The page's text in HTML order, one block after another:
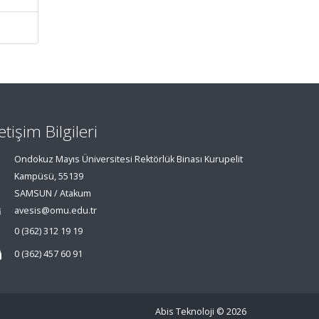
Bilgileri
Ondokuz Mayıs Üniversitesi Rektörlük Binası Kurupelit
Kampüsü, 55139
SAMSUN / Atakum
avesis@omu.edu.tr
0 (362) 312 19 19
0 (362) 457 60 91
Abis Teknoloji © 2026